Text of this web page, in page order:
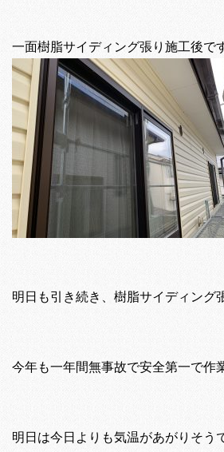
一面樹脂サイディング張り施工後で
明日も引き続き、樹脂サイディング
今年も一年間無事故で安全第一で作
明日は今日よりも気温があがりそう